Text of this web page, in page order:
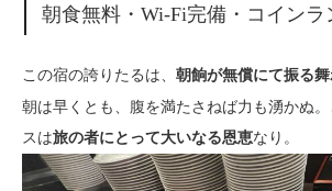
朝食無料・Wi-Fi完備・コインラ
この宿の誇りたるは、 朝餉が無償にて振る
朝は早くとも、腹を満たさねば力も湧かぬ
スは旅の者にとって大いなる恩恵なり。